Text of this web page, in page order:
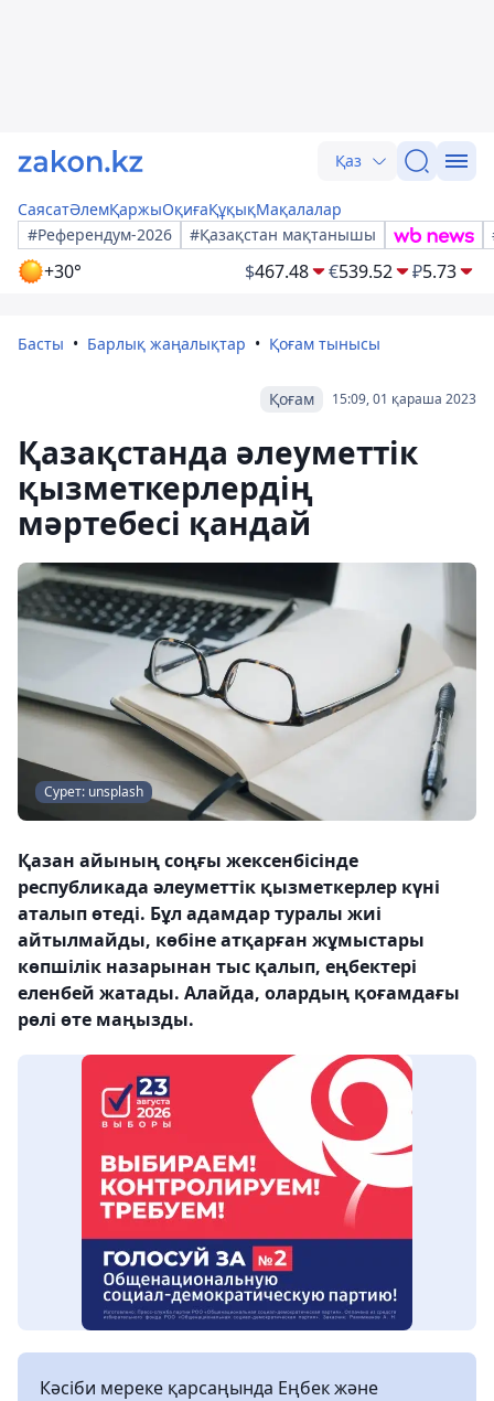
Қаз
СаясатӘлемҚаржыОқиғаҚұқықМақалалар
#Референдум-2026
#Қазақстан мақтанышы
+30° $467.48 €539.52 ₽5.73
Басты Барлық жаңалықтар Қоғам тынысы
15:09, 01 қараша 2023
Қоғам
Қазақстанда әлеуметтік
қызметкерлердің
мәртебесі қандай
Сурет: unsplash
Қазан айының соңғы жексенбісінде
республикада әлеуметтік қызметкерлер күні
аталып өтеді. Бұл адамдар туралы жиі
айтылмайды, көбіне атқарған жұмыстары
көпшілік назарынан тыс қалып, еңбектері
еленбей жатады. Алайда, олардың қоғамдағы
рөлі өте маңызды.
Кәсіби мереке қарсаңында Еңбек және